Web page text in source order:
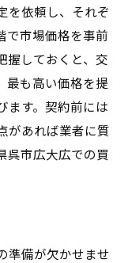
を依頼し、それぞ
で市場価格を事前
握しておくと、交
最も高い価格を提
ます。契約前には
があれば業者に質
呉市広大広での買
準備が欠かせませ